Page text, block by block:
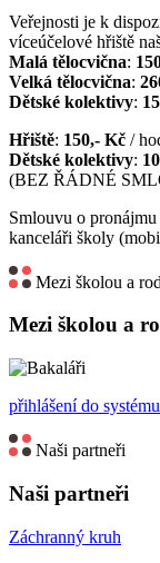
Veřejnosti je k
víceúčelové hřiště
Malá tělocvična:
Velká tělocvična:
Dětské kolektivy:
Hřiště: 150,- Kč /
Dětské kolektivy:
(BEZ ŘÁDNÉ
Smlouvu o
kanceláři školy
Mezi školou a
Mezi školou a
přihlášení do systému
Naši partneři
Naši partneři
Záchranný kruh